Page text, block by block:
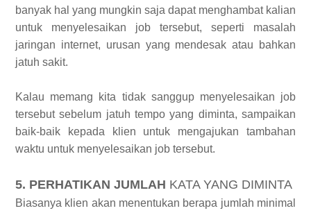
banyak hal yang mungkin saja dapat menghambat kalian
untuk menyelesaikan job tersebut, seperti masalah
jaringan internet, urusan yang mendesak atau bahkan
jatuh sakit.
Kalau memang kita tidak sanggup menyelesaikan job
tersebut sebelum jatuh tempo yang diminta, sampaikan
baik-baik kepada klien untuk mengajukan tambahan
waktu untuk menyelesaikan job tersebut.
5. PERHATIKAN JUMLAH KATA YANG DIMINTA
Biasanya klien akan menentukan berapa jumlah minimal